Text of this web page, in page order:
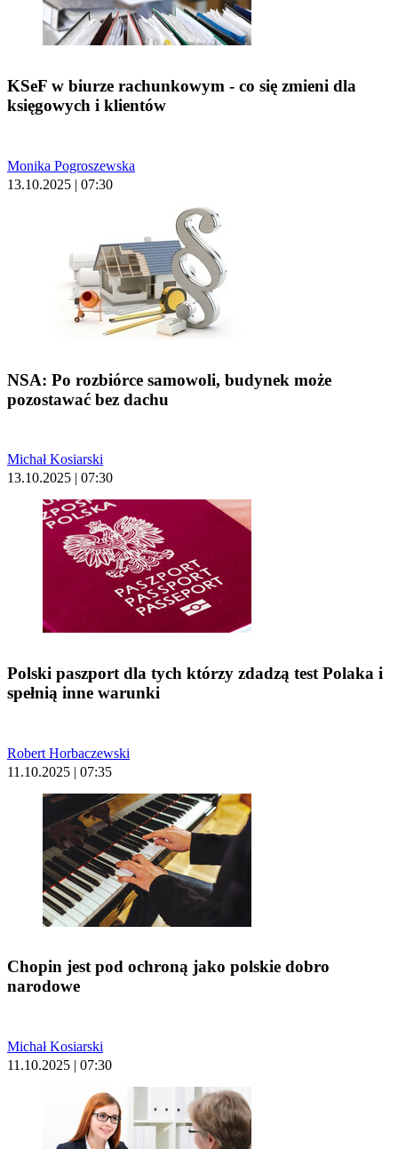
KSeF w biurze rachunkowym - co się zmieni dla
księgowych i klientów
Monika Pogroszewska
13.10.2025 | 07:30
NSA: Po rozbiórce samowoli, budynek może
pozostawać bez dachu
Michał Kosiarski
13.10.2025 | 07:30
Polski paszport dla tych którzy zdadzą test Polaka i
spełnią inne warunki
Robert Horbaczewski
11.10.2025 | 07:35
Chopin jest pod ochroną jako polskie dobro
narodowe
Michał Kosiarski
11.10.2025 | 07:30